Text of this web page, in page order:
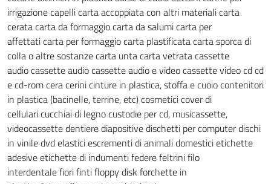
irrigazionecapellicarta accoppiata con altri materialicarta
ceratacarta da formaggiocarta da salumicarta per
affettaticarta per formaggiocarta plastificatacarta sporca di
colla o altre sostanzecarta untacarta vetratacassette
audiocassette audiocassette audio e videocassette videocdcd
e cd-romceracerinicinture in plastica, stoffa e cuoiocontenitori
in plastica (bacinelle, terrine, etc)cosmeticicover di
cellularicucchiai di legnocustodie per cd, musicassette,
videocassettedentierediapositivedischetti per computerdischi
in viniledvdelasticiescrementi di animali domesticietichette
adesiveetichette di indumentifederefeltrinifilo
interdentalefiori fintifloppy disk forchette in